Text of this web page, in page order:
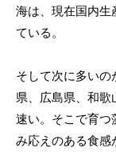
海は、現在国内生
ている。
そして次に多いの
県、広島県、和
速い。そこで育つ
み応えのある食感